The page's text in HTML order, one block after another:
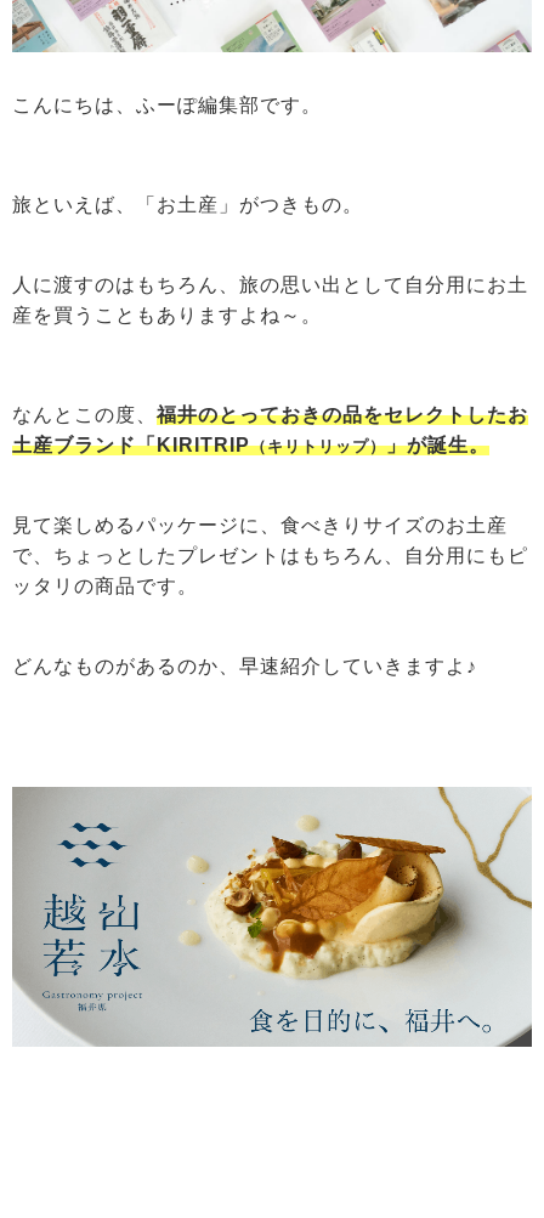
こんにちは、ふーぽ編集部です。
旅といえば、「お土産」がつきもの。
人に渡すのはもちろん、旅の思い出として自分用にお土
産を買うこともありますよね～。
なんとこの度、 福井のとっておきの品をセレクトしたお
土産ブランド「KIRITRIP（キリトリップ）」が誕生。
見て楽しめるパッケージに、食べきりサイズのお土産
で、ちょっとしたプレゼントはもちろん、自分用にもピ
ッタリの商品です。
どんなものがあるのか、早速紹介していきますよ♪